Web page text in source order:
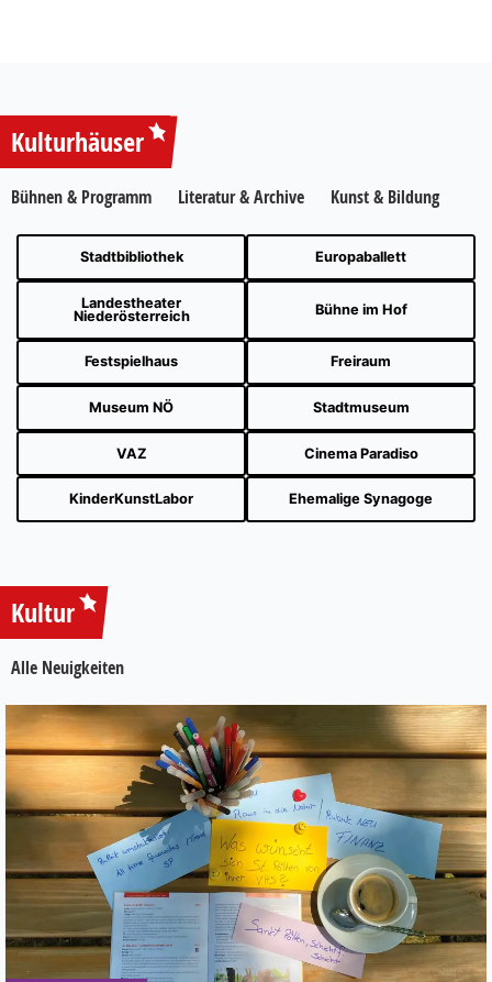
Kulturhäuser
Bühnen & Programm Literatur & Archive Kunst & Bildung
Stadtbibliothek Europaballett
Landestheater
Niederösterreich
Bühne im Hof
Festspielhaus Freiraum
Museum NÖ Stadtmuseum
VAZ Cinema Paradiso
KinderKunstLabor Ehemalige Synagoge
Kultur
Alle Neuigkeiten